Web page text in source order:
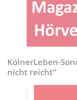
KölnerLeben-
nicht reicht“